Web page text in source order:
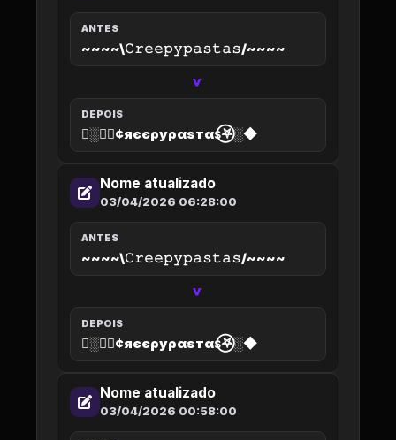
ANTES
~~~~\𝙲𝚛𝚎𝚎𝚙𝚢𝚙𝚊𝚜𝚝𝚊𝚜/~~~~
>
DEPOIS
◆░𖤐⃝¢яєєρуραѕтαѕ⃝𖤐░◆
Nome atualizado
03/04/2026 06:28:00
ANTES
~~~~\𝙲𝚛𝚎𝚎𝚙𝚢𝚙𝚊𝚜𝚝𝚊𝚜/~~~~
>
DEPOIS
◆░𖤐⃝¢яєєρуραѕтαѕ⃝𖤐░◆
Nome atualizado
03/04/2026 00:58:00